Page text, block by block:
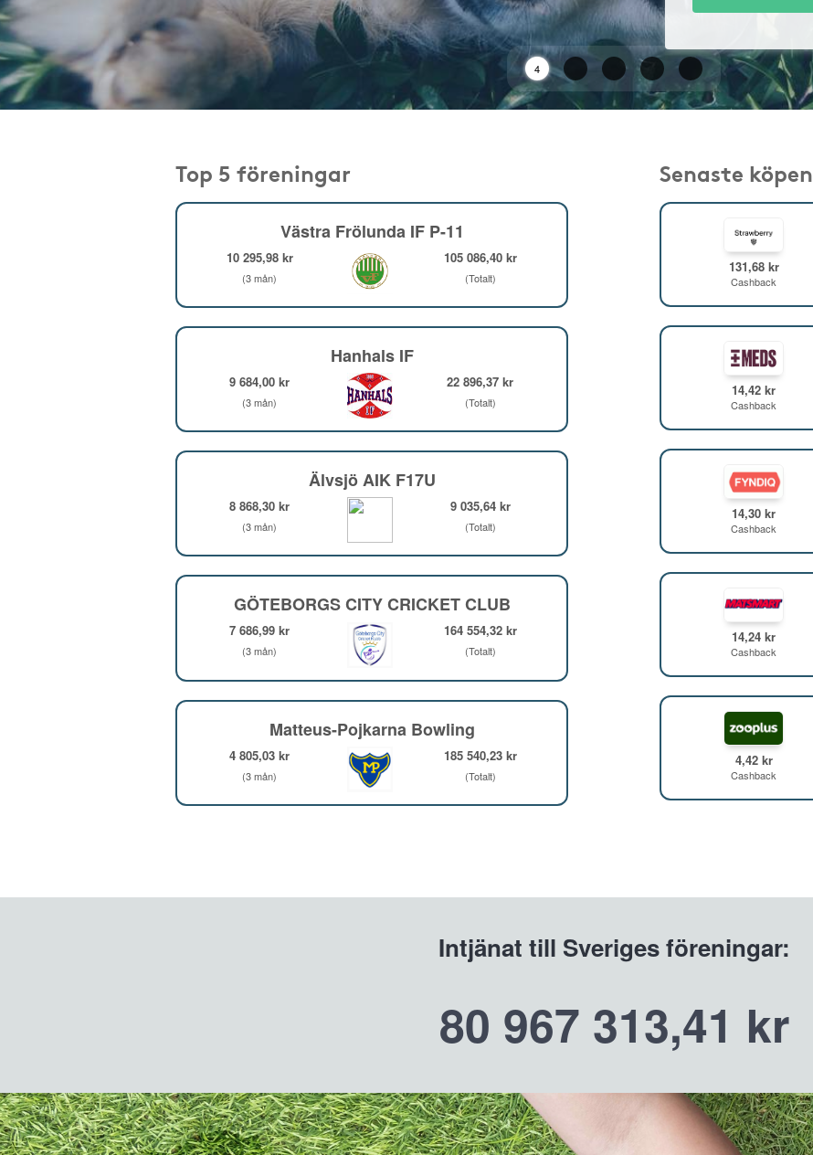
2
Top 5 föreningar
Västra Frölunda IF P-11
10 295,98 kr
(3 mån)
105 086,40 kr
(Totalt)
Hanhals IF
9 684,00 kr
(3 mån)
22 896,37 kr
(Totalt)
Älvsjö AIK F17U
8 868,30 kr
(3 mån)
9 035,64 kr
(Totalt)
GÖTEBORGS CITY CRICKET CLUB
7 686,99 kr
(3 mån)
164 554,32 kr
(Totalt)
Matteus-Pojkarna Bowling
4 805,03 kr
(3 mån)
185 540,23 kr
(Totalt)
Senaste köpen
131,68 kr
Cashback
14,42 kr
Cashback
14,30 kr
Cashback
14,24 kr
Cashback
4,42 kr
Cashback
Intjänat till Sveriges föreningar:
80 967 313,41 kr